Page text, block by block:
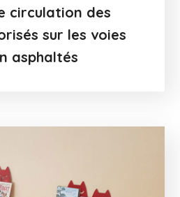
circulation des
sur les voies
asphaltés